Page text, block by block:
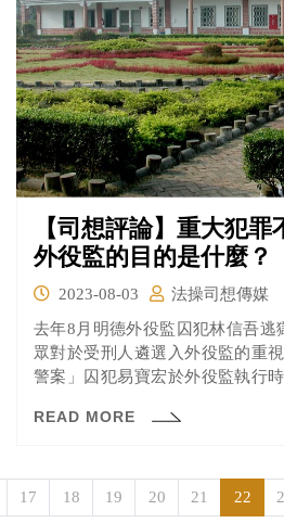
【司想評論】重大犯罪
外役監的目的是什麼？
2023-08-03
法操司想傳媒
去年8月明德外役監囚犯林信吾逃
眾對於受刑人遴選入外役監的重
警案」囚犯易寶宏於外役監執行
立法院於7月31日臨時會院會三
READ MORE
17 18 19 20 21 22